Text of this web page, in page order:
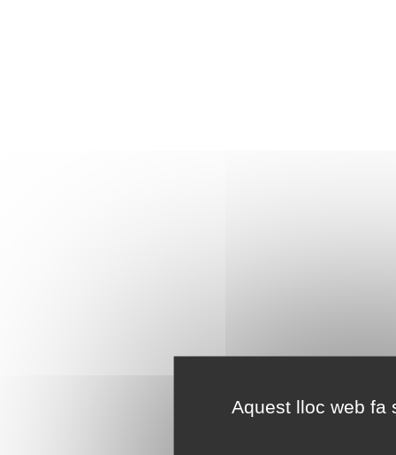
Aquest lloc web fa